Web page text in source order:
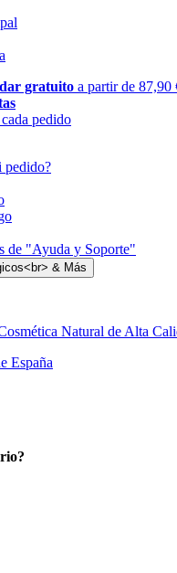
gratuito a partir de 87,90
pedido
pedido?
de "Ayuda y Soporte"
Natural de Alta